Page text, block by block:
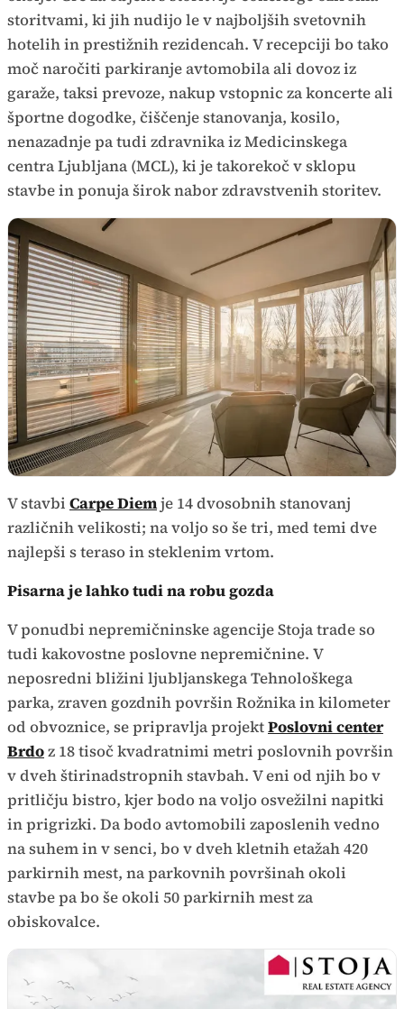
storitvami, ki jih nudijo le v najboljših svetovnih
hotelih in prestižnih rezidencah. V recepciji bo tako
moč naročiti parkiranje avtomobila ali dovoz iz
garaže, taksi prevoze, nakup vstopnic za koncerte ali
športne dogodke, čiščenje stanovanja, kosilo,
nenazadnje pa tudi zdravnika iz Medicinskega
centra Ljubljana (MCL), ki je takorekoč v sklopu
stavbe in ponuja širok nabor zdravstvenih storitev.
V stavbi Carpe Diemje 14 dvosobnih stanovanj
različnih velikosti; na voljo so še tri, med temi dve
najlepši s teraso in steklenim vrtom.
Pisarna je lahko tudi na robu gozda
V ponudbi nepremičninske agencije Stoja trade so
tudi kakovostne poslovne nepremičnine. V
neposredni bližini ljubljanskega Tehnološkega
parka, zraven gozdnih površin Rožnika in kilometer
od obvoznice, se pripravlja projektPoslovni center
Brdoz 18 tisoč kvadratnimi metri poslovnih površin
v dveh štirinadstropnih stavbah. V eni od njih bo v
pritličju bistro, kjer bodo na voljo osvežilni napitki
in prigrizki. Da bodo avtomobili zaposlenih vedno
na suhem in v senci, bo v dveh kletnih etažah 420
parkirnih mest, na parkovnih površinah okoli
stavbe pa bo še okoli 50 parkirnih mest za
obiskovalce.